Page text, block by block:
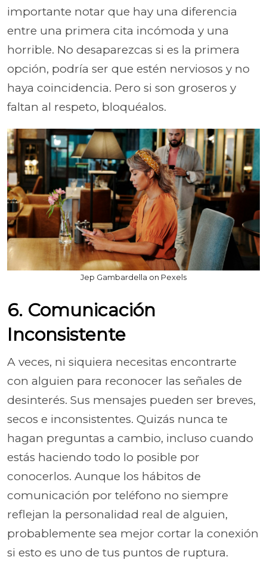
importante notar que hay una diferencia
entre una primera cita incómoda y una
horrible. No desaparezcas si es la primera
opción, podría ser que estén nerviosos y no
haya coincidencia. Pero si son groseros y
faltan al respeto, bloquéalos.
Jep Gambardella on Pexels
6. Comunicación
Inconsistente
A veces, ni siquiera necesitas encontrarte
con alguien para reconocer las señales de
desinterés. Sus mensajes pueden ser breves,
secos e inconsistentes. Quizás nunca te
hagan preguntas a cambio, incluso cuando
estás haciendo todo lo posible por
conocerlos. Aunque los hábitos de
comunicación por teléfono no siempre
reflejan la personalidad real de alguien,
probablemente sea mejor cortar la conexión
si esto es uno de tus puntos de ruptura.